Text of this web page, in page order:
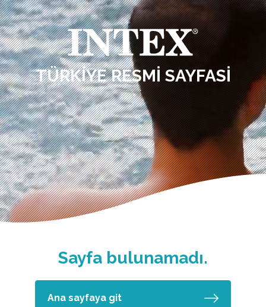
TÜRKIYE RESMI SAYFASI
Sayfa bulunamadı.
Ana sayfaya git